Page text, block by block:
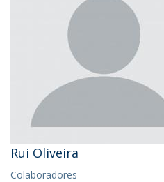
Rui Oliveira
Colaboradores